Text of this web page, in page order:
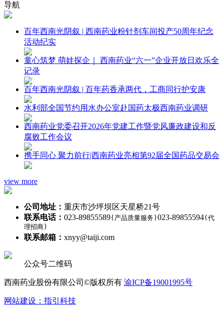
导航
百年西南光阴叙 | 西南药业粉针剂车间投产50周年纪念
活动纪实
童心筑梦 萌娃探企｜ 西南药业“六一”企业开放日欢乐全
记录
百年西南光阴叙 | 百年药香承两代，工商同行护安康
水利部全国节约用水办公室赴国药太极西南药业调研
西南药业党委召开2026年党建工作暨党风廉政建设和反
腐败工作会议
携手同心 聚力前行|西南药业亮相第92届全国药品交易会
view more
公司地址： 重庆市沙坪坝区天星桥21号
联系电话： 023-89855589(产品质量服务) 023-89855594(代
理招商)
联系邮箱： xnyy@taiji.com
公众号二维码
西南药业股份有限公司©版权所有 渝ICP备19001995号
网站建设：指引科技